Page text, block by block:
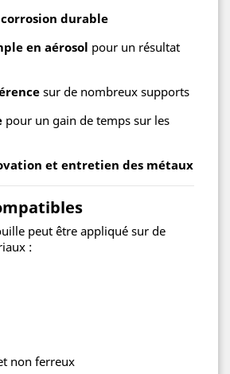
durable
en aérosol pour un résultat
sur de nombreux supports
pour un gain de temps sur les
et entretien des métaux
peut être appliqué sur de
:
non ferreux